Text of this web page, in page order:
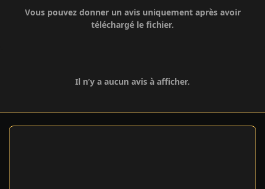
Vous pouvez donner un avis uniquement après avoir
téléchargé le fichier.
Il n’y a aucun avis à afficher.